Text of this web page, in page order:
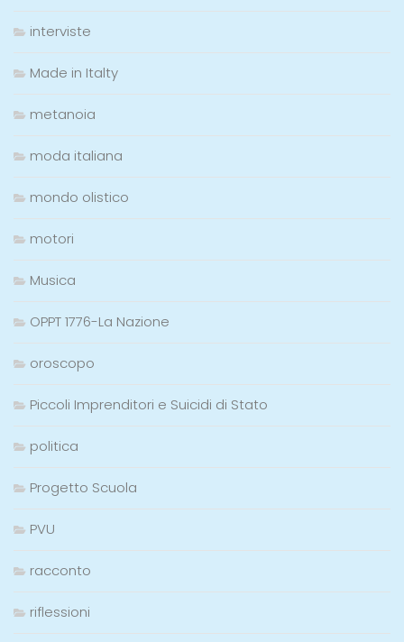
interviste
Made in Italty
metanoia
moda italiana
mondo olistico
motori
Musica
OPPT 1776-La Nazione
oroscopo
Piccoli Imprenditori e Suicidi di Stato
politica
Progetto Scuola
PVU
racconto
riflessioni